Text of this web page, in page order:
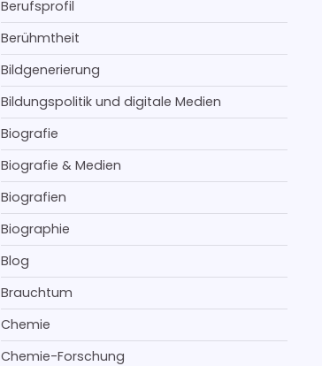
Berufsprofil
Berühmtheit
Bildgenerierung
Bildungspolitik und digitale Medien
Biografie
Biografie & Medien
Biografien
Biographie
Blog
Brauchtum
Chemie
Chemie-Forschung